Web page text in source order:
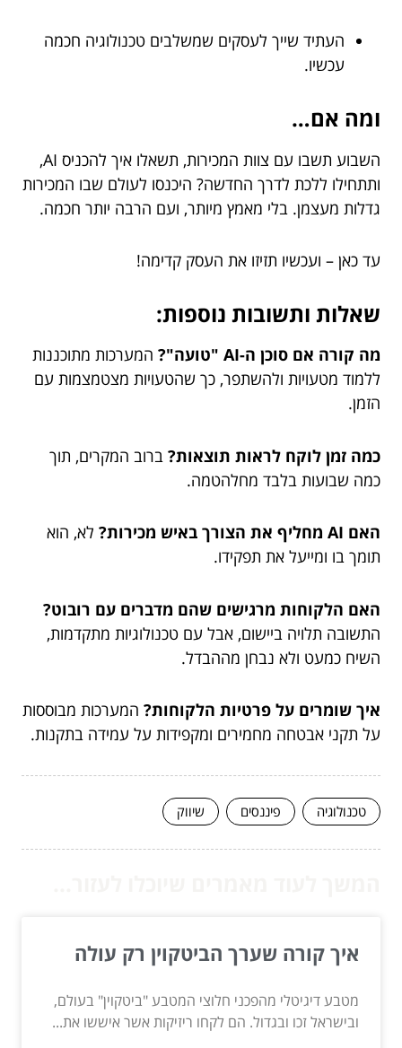
העתיד שייך לעסקים שמשלבים טכנולוגיה חכמה
עכשיו.
ומה אם…
השבוע תשבו עם צוות המכירות, תשאלו איך להכניס AI,
ותתחילו ללכת לדרך החדשה? היכנסו לעולם שבו המכירות
גדלות מעצמן. בלי מאמץ מיותר, ועם הרבה יותר חכמה.
עד כאן – ועכשיו תזיזו את העסק קדימה!
שאלות ותשובות נוספות:
מה קורה אם סוכן ה-AI "טועה"?
המערכות מתוכננות
ללמוד מטעויות ולהשתפר, כך שהטעויות מצטמצמות עם
הזמן.
כמה זמן לוקח לראות תוצאות? ברוב המקרים, תוך
כמה שבועות בלבד מחלהטמה.
האם AI מחליף את הצורך באיש מכירות?
לא, הוא
תומך בו ומייעל את תפקידו.
האם הלקוחות מרגישים שהם מדברים עם רובוט?
התשובה תלויה ביישום, אבל עם טכנולוגיות מתקדמות,
השיח כמעט ולא נבחן מההבדל.
איך שומרים על פרטיות הלקוחות? המערכות מבוססות
על תקני אבטחה מחמירים ומקפידות על עמידה בתקנות.
טכנולוגיה פיננסים שיווק
איך קורה שערך הביטקוין רק עולה
מטבע דיגיטלי מהפכני חלוצי המטבע "ביטקוין" בעולם,
ובישראל זכו ובגדול. הם לקחו ריזיקות אשר איששו את...